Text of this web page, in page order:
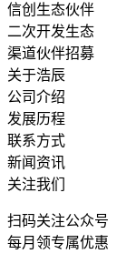
信创生态伙伴
二次开发生态
渠道伙伴招募
关于浩辰
公司介绍
发展历程
联系方式
新闻资讯
关注我们
扫码关注公众号
每月领专属优惠